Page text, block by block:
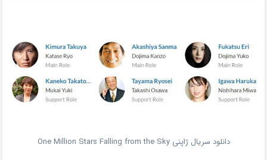
دانلود سریال ژاپنی One Million Stars Falling from the Sky